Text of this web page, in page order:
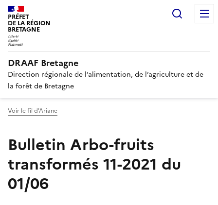
PRÉFET
DE LA RÉGION
BRETAGNE
DRAAF Bretagne
Direction régionale de l’alimentation, de l’agriculture et de
la forêt de Bretagne
Voir le fil d'Ariane
Bulletin Arbo-fruits
transformés 11-2021 du
01/06